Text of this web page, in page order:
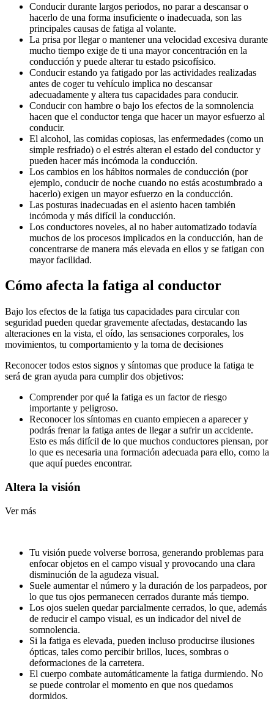
Conducir durante largos periodos, no parar a descansar o
hacerlo de una forma insuficiente o inadecuada, son las
principales causas de fatiga al volante.
La prisa por llegar o mantener una velocidad excesiva durante
mucho tiempo exige de ti una mayor concentración en la
conducción y puede alterar tu estado psicofísico.
Conducir estando ya fatigado por las actividades realizadas
antes de coger tu vehículo implica no descansar
adecuadamente y altera tus capacidades para conducir.
Conducir con hambre o bajo los efectos de la somnolencia
hacen que el conductor tenga que hacer un mayor esfuerzo al
conducir.
El alcohol, las comidas copiosas, las enfermedades (como un
simple resfriado) o el estrés alteran el estado del conductor y
pueden hacer más incómoda la conducción.
Los cambios en los hábitos normales de conducción (por
ejemplo, conducir de noche cuando no estás acostumbrado a
hacerlo) exigen un mayor esfuerzo en la conducción.
Las posturas inadecuadas en el asiento hacen también
incómoda y más difícil la conducción.
Los conductores noveles, al no haber automatizado todavía
muchos de los procesos implicados en la conducción, han de
concentrarse de manera más elevada en ellos y se fatigan con
mayor facilidad.
Cómo afecta la fatiga al conductor
Bajo los efectos de la fatiga tus capacidades para circular con
seguridad pueden quedar gravemente afectadas, destacando las
alteraciones en la vista, el oído, las sensaciones corporales, los
movimientos, tu comportamiento y la toma de decisiones
Reconocer todos estos signos y síntomas que produce la fatiga te
será de gran ayuda para cumplir dos objetivos:
Comprender por qué la fatiga es un factor de riesgo
importante y peligroso.
Reconocer los síntomas en cuanto empiecen a aparecer y
podrás frenar la fatiga antes de llegar a sufrir un accidente.
Esto es más difícil de lo que muchos conductores piensan, por
lo que es necesaria una formación adecuada para ello, como la
que aquí puedes encontrar.
Altera la visión
Ver más
Tu visión puede volverse borrosa, generando problemas para
enfocar objetos en el campo visual y provocando una clara
disminución de la agudeza visual.
Suele aumentar el número y la duración de los parpadeos, por
lo que tus ojos permanecen cerrados durante más tiempo.
Los ojos suelen quedar parcialmente cerrados, lo que, además
de reducir el campo visual, es un indicador del nivel de
somnolencia.
Si la fatiga es elevada, pueden incluso producirse ilusiones
ópticas, tales como percibir brillos, luces, sombras o
deformaciones de la carretera.
El cuerpo combate automáticamente la fatiga durmiendo. No
se puede controlar el momento en que nos quedamos
dormidos.